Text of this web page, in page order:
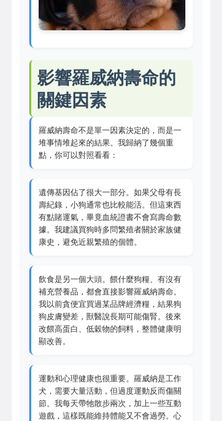
影響羅威納壽命的
關鍵因素
羅威納壽命不是單一因素決定的，而是一
堆事情堆起來的結果。我歸納了幾個重
點，你可以對照看看：
遺傳基因佔了很大一部分。如果父母有長
壽紀錄，小狗通常也比較能活。但這東西
有點賭運氣，畢竟血統證書不會寫壽命數
據。我建議買狗時多問繁殖者關於家族健
康史，避免近親繁殖的個體。
飲食是另一個大頭。餵什麼狗糧、有沒有
補充營養品，都會直接影響羅威納壽命。
我以前貪便宜買過某品牌經濟糧，結果狗
狗皮膚變差，獸醫說長期可能傷腎。後來
改餵高蛋白、低穀物的飼料，整體健康明
顯改善。
運動和心理健康也很重要。羅威納是工作
犬，需要大量活動，但過度運動反而傷關
節。我每天帶牠散步兩次，加上一些互動
遊戲，這樣既能維持體能又不會過勞。心